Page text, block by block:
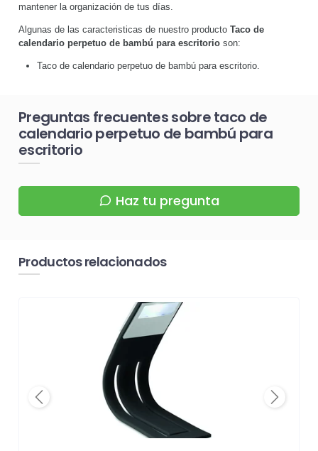
mantener la organización de tus días.
Algunas de las caracteristicas de nuestro producto Taco de
calendario perpetuo de bambú para escritorio son:
Taco de calendario perpetuo de bambú para escritorio.
Preguntas frecuentes sobre taco de
calendario perpetuo de bambú para
escritorio
Haz tu pregunta
Productos relacionados
Previous Next